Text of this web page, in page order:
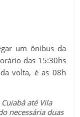
um ônibus da
das 15:30hs
volta, é as 08h
até Vila
necessária duas